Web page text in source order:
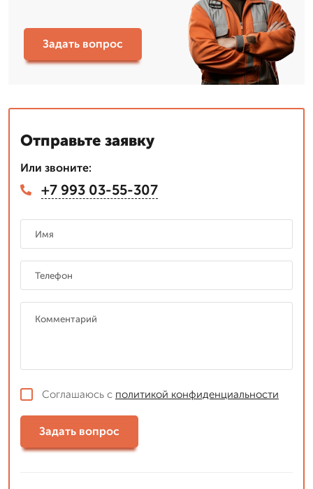
Задать вопрос
Отправьте заявку
Или звоните:
+7 993 03-55-307
Соглашаюсь с политикой конфиденциальности
Задать вопрос